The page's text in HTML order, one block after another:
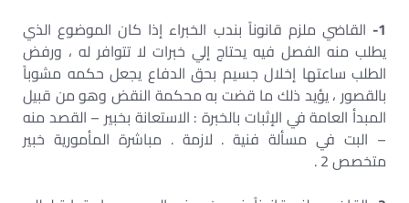
1- القاضي ملزم قانوناً بندب الخبراء إذا كان الموضوع الذي
يطلب منه الفصل فيه يحتاج إلي خبرات لا تتوافر له ، ورفض
الطلب ساعتها إخلال جسيم بحق الدفاع يجعل حكمه مشوباً
بالقصور ، يؤيد ذلك ما قضت به محكمة النقض وهو من قبيل
المبدأ العامة في الإثبات بالخبرة : الاستعانة بخبير – القصد منه
– البت في مسألة فنية . لازمة . مباشرة المأمورية خبير
متخصص 2 .